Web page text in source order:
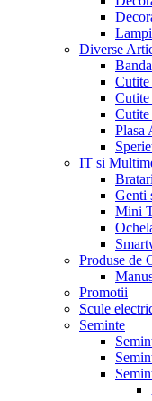
Diverse
Cutite
Cutite
Plasa
IT si
Genti
Mini
Produse de
Promotii
Scule
Seminte